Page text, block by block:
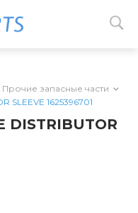
Прочие запасные части
SLEEVE 1625396701
DISTRIBUTOR